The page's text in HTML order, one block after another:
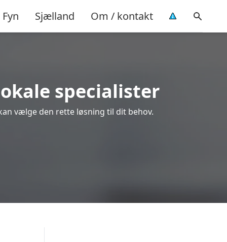
Fyn Sjælland Om / kontakt
specialister
vælge den rette løsning til dit behov.